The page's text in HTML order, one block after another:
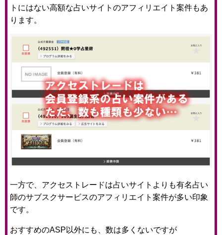
トにはない高額な占いサイトのアフィリエイト案件もあ
ります。
一方で、アクセストレードは占いサイトよりも有名占い
師のサブスクサービスのアフィリエイト案件が多い印象
です。
おすすめのASP以外にも、数は多くないですが